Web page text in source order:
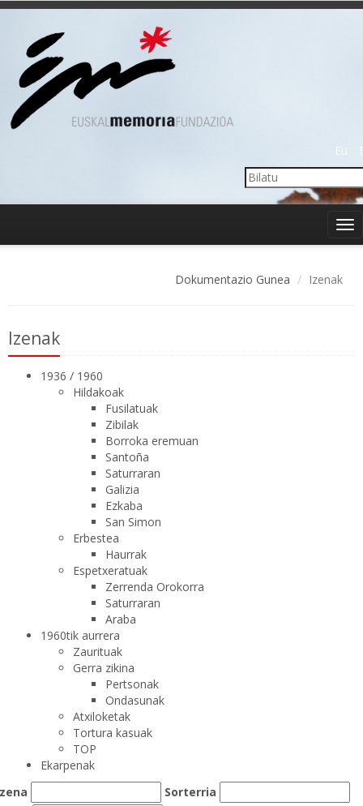
Eu
Dokumentazio Gunea Izenak
Izenak
1936 / 1960
Hildakoak
Fusilatuak
Zibilak
Borroka eremuan
Santoña
Saturraran
Galizia
Ezkaba
San Simon
Erbestea
Haurrak
Espetxeratuak
Zerrenda Orokorra
Saturraran
Araba
1960tik aurrera
Zaurituak
Gerra zikina
Pertsonak
Ondasunak
Atxiloketak
Tortura kasuak
TOP
Ekarpenak
Sorterria